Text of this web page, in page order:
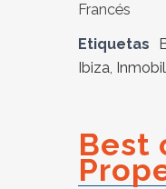
Francés
Etiquetas
Ibiza,
Best